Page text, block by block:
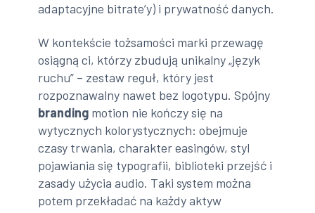
adaptacyjne bitrate’y) i prywatność danych.
W kontekście tożsamości marki przewagę
osiągną ci, którzy zbudują unikalny „język
ruchu” – zestaw reguł, który jest
rozpoznawalny nawet bez logotypu. Spójny
branding motion nie kończy się na
wytycznych kolorystycznych: obejmuje
czasy trwania, charakter easingów, styl
pojawiania się typografii, biblioteki przejść i
zasady użycia audio. Taki system można
potem przekładać na każdy aktyw